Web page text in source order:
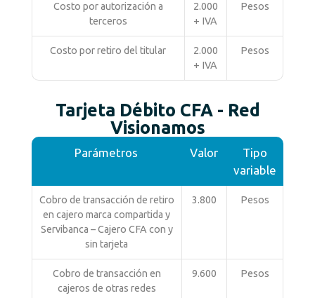
Costo por autorización a
terceros
2.000
+ IVA
Pesos
Costo por retiro del titular
2.000
+ IVA
Pesos
Tarjeta Débito CFA - Red
Visionamos
Parámetros Valor
Tipo
variable
Cobro de transacción de retiro
en cajero marca compartida y
Servibanca – Cajero CFA con y
sin tarjeta
3.800 Pesos
Cobro de transacción en
cajeros de otras redes
9.600 Pesos